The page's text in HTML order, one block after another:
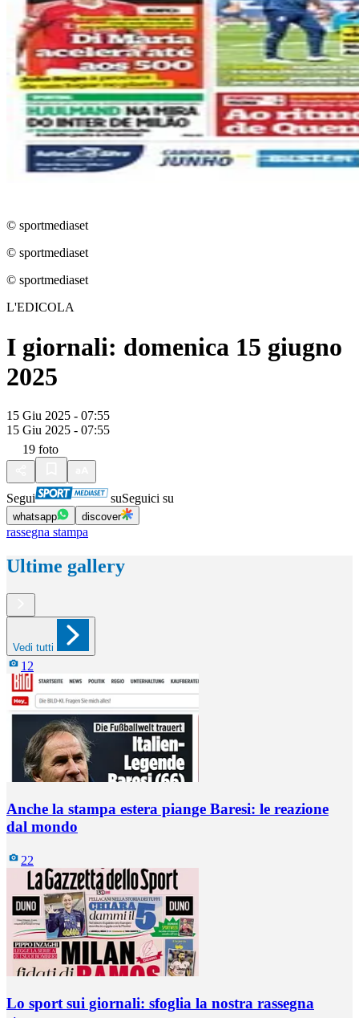
© sportmediaset
© sportmediaset
© sportmediaset
L'EDICOLA
I giornali: domenica 15 giugno
2025
15 Giu 2025 - 07:55
15 Giu 2025 - 07:55
19 foto
Segui suSeguici su
whatsapp discover
rassegna stampa
Ultime gallery
Vedi tutti
12
Anche la stampa estera piange Baresi: le reazione
dal mondo
22
Lo sport sui giornali: sfoglia la nostra rassegna